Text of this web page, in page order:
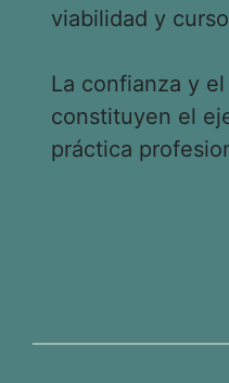
viabilidad y
La confianza y
constituyen el
práctica